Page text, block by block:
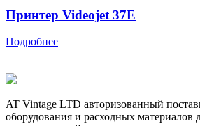
Принтер Videojet 37E
Подробнее
AT Vintage LTD авторизованный
оборудования и расходных материалов